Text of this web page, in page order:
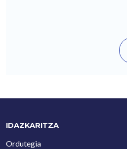
IDAZKARITZA
Ordutegia